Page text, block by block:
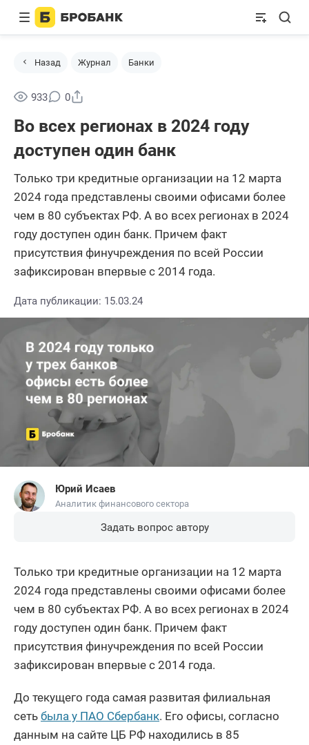
Назад Журнал Банки
933 0
Во всех регионах в 2024 году
доступен один банк
Только три кредитные организации на 12 марта
2024 года представлены своими офисами более
чем в 80 субъектах РФ. А во всех регионах в 2024
году доступен один банк. Причем факт
присутствия финучреждения по всей России
зафиксирован впервые с 2014 года.
Дата публикации: 15.03.24
Юрий Исаев
Аналитик финансового сектора
Задать вопрос автору
Только три кредитные организации на 12 марта
2024 года представлены своими офисами более
чем в 80 субъектах РФ. А во всех регионах в 2024
году доступен один банк. Причем факт
присутствия финучреждения по всей России
зафиксирован впервые с 2014 года.
До текущего года самая развитая филиальная
сеть была у ПАО Сбербанк. Его офисы, согласно
данным на сайте ЦБ РФ находились в 85